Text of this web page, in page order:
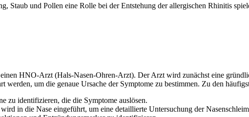
Staub und Pollen eine Rolle bei der Entstehung der allergischen Rhinitis
HNO-Arzt (Hals-Nasen-Ohren-Arzt). Der Arzt wird zunächst eine
werden, um die genaue Ursache der Symptome zu bestimmen. Zu den
zu identifizieren, die die Symptome auslösen.
in die Nase eingeführt, um eine detaillierte Untersuchung der